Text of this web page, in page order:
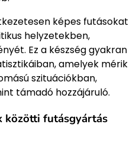
képes futásokat
helyzetekben,
Ez a készség gyakran
amelyek mérik
szituációkban,
támadó hozzájáruló.
közötti futásgyártás